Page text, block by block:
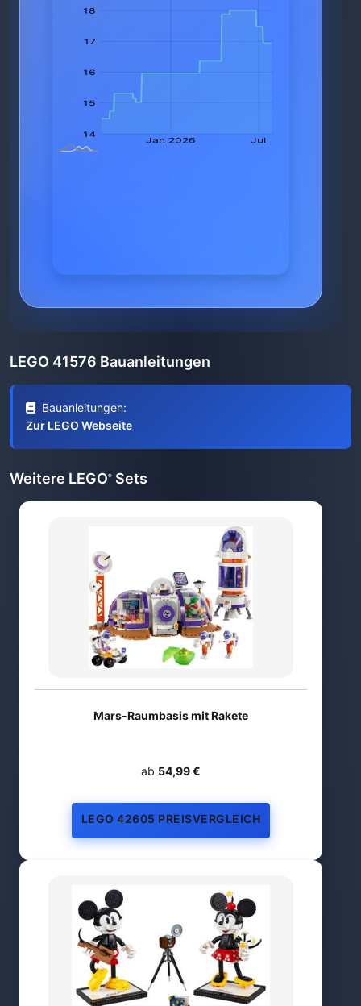
LEGO 41576 Bauanleitungen
Bauanleitungen:
Zur LEGO Webseite
Weitere LEGO® Sets
Mars-Raumbasis mit Rakete
ab 54,99 €
LEGO 42605 PREISVERGLEICH